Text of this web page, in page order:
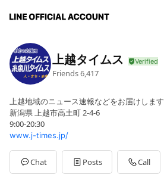
上越タイムス
Friends6,417
上越地域のニュース速報などをお届けします
新潟県 上越市高土町 2-4-6
9:00-20:30
www.j-times.jp/
Chat Posts Call